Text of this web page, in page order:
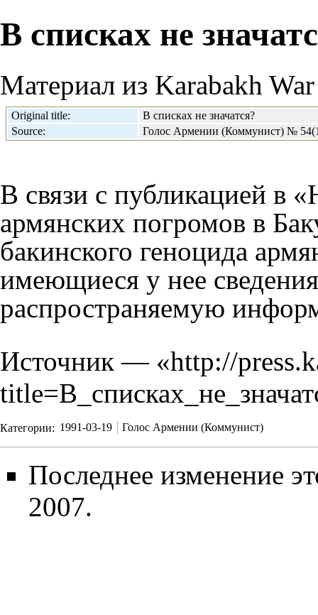
В списках не
Материал из Karabakh
Original title:
В списках не значатся?
Source:
Голос Армении (Коммунист) №
В связи с публикацией в
армянских погромов в
бакинского геноцида
имеющиеся у нее
распространяемую
Источник — «http://
Категории: 1991-03-19 Голос Армении (Коммунист)
Последнее изменение
2007.